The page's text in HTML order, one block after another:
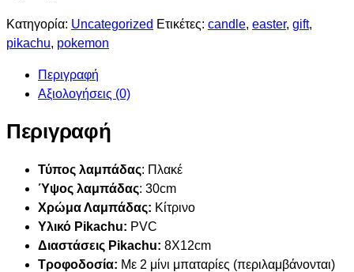
Κατηγορία: Uncategorized Ετικέτες: candle, easter, gift,
pikachu, pokemon
Περιγραφή
Αξιολογήσεις (0)
Περιγραφή
Τύπος λαμπάδας: Πλακέ
Ύψος λαμπάδας: 30cm
Χρώμα Λαμπάδας: Κίτρινο
Υλικό Pikachu: PVC
Διαστάσεις Pikachu: 8X12cm
Τροφοδοσία: Με 2 μίνι μπαταρίες (περιλαμβάνονται)